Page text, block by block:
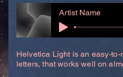
Artist Name
Helvetica Light is an easy-
letters, that works well on